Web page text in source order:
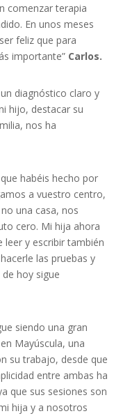
comenzar terapia
En unos meses
feliz que para
importante” Carlos.
diagnóstico claro y
hijo, destacar su
nos ha
habéis hecho por
a vuestro centro,
una casa, nos
cero. Mi hija ahora
leer y escribir también
las pruebas y
hoy sigue
siendo una gran
Mayúscula, una
su trabajo, desde que
entre ambas ha
que sus sesiones son
hija y a nosotros